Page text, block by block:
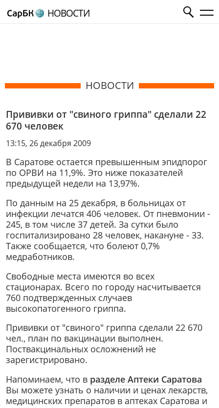
НОВОСТИ
НОВОСТИ
Прививки от "свиного гриппа" сделали 22
670 человек
13:15, 26 декабря 2009
В Саратове остается превышенным эпидпорог
по ОРВИ на 11,9%. Это ниже показателей
предыдущей недели на 13,97%.
По данным на 25 декабря, в больницах от
инфекции лечатся 406 человек. От пневмонии -
245, в том числе 37 детей. За сутки было
госпитализировано 28 человек, накануне - 33.
Также сообщается, что болеют 0,7%
медработников.
Cвободные места имеются во всех
стационарах. Всего по городу насчитывается
760 подтвержденных случаев
высокопатогенного гриппа.
Прививки от "свиного" гриппа сделали 22 670
чел., план по вакцинации выполнен.
Поствакцинальных осложнений не
зарегистрировано.
Напоминаем, что в разделе Аптеки Саратова
Вы можете узнать о наличии и ценах лекарств,
медицинских препаратов в аптеках Саратова и